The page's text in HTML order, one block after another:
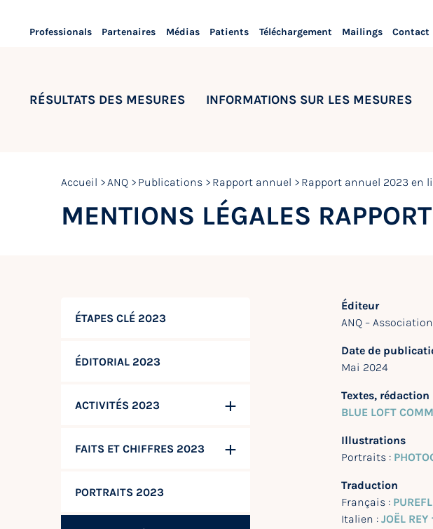
Professionals Partenaires Médias Patients Téléchargement Mailings Contact
RÉSULTATS DES MESURES INFORMATIONS SUR LES MESURES
Accueil ANQ Publications Rapport annuel Rapport annuel 2023 en
MENTIONS LÉGALES
ÉTAPES CLÉ 2023
ÉDITORIAL 2023
ACTIVITÉS 2023
FAITS ET CHIFFRES 2023
PORTRAITS 2023
Éditeur
ANQ –
Date de
Mai 2024
Textes, rédaction
BLUE LOFT
Illustrations
Portraits :
Traduction
Français :
Italien : JOËL REY